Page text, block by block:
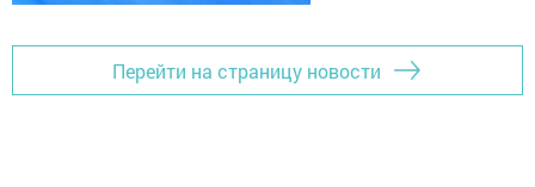
Перейти на страницу новости